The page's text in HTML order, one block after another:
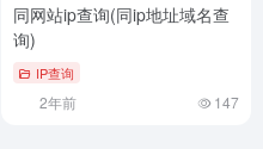
同网站ip查询(同ip地址域名查
询)
IP查询
2年前 147